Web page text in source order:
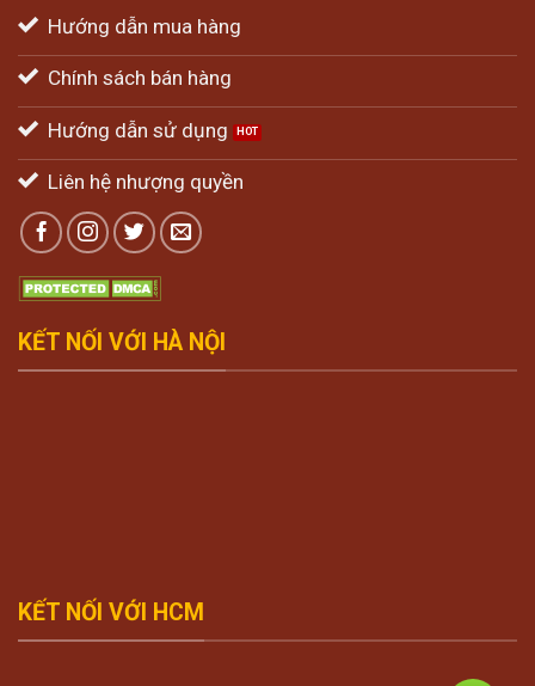
Hướng dẫn mua hàng
Chính sách bán hàng
Hướng dẫn sử dụng
Liên hệ nhượng quyền
KẾT NỐI VỚI HÀ NỘI
KẾT NỐI VỚI HCM